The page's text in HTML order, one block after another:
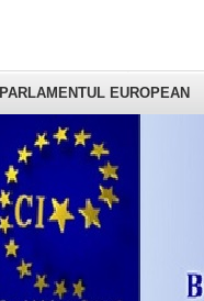
PARLAMENTUL EUROPEAN